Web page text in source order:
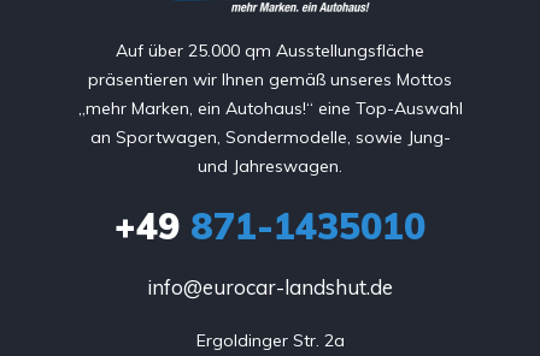
Auf über 25.000 qm Ausstellungsfläche
präsentieren wir Ihnen gemäß unseres Mottos
„mehr Marken, ein Autohaus!“ eine Top-Auswahl
an Sportwagen, Sondermodelle, sowie Jung-
und Jahreswagen.
+49 871-1435010
info@eurocar-landshut.de
Ergoldinger Str. 2a